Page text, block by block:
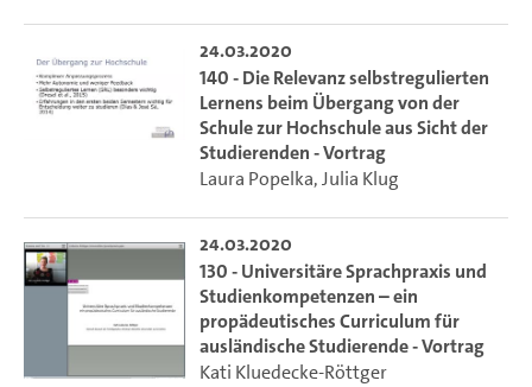
24.03.2020
140 - Die Relevanz selbstregulierten
Lernens beim Übergang von der
Schule zur Hochschule aus Sicht der
Studierenden - Vortrag
Laura Popelka,Julia Klug
24.03.2020
130 - Universitäre Sprachpraxis und
Studienkompetenzen – ein
propädeutisches Curriculum für
ausländische Studierende - Vortrag
Kati Kluedecke-Röttger